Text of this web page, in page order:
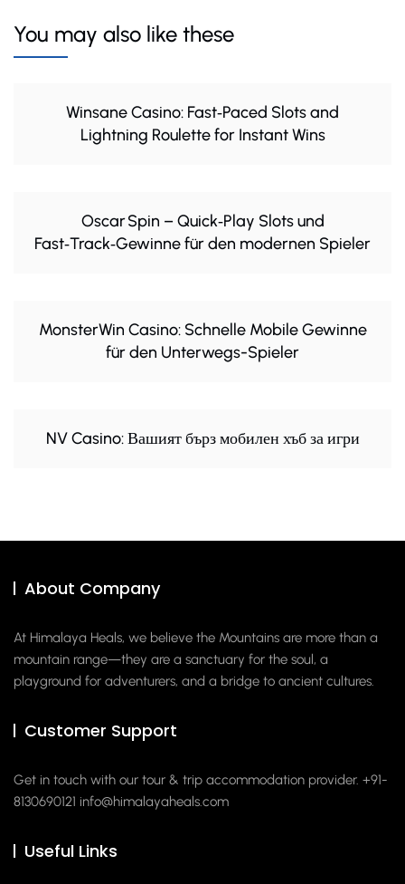
You may also like these
Winsane Casino: Fast‑Paced Slots and
Lightning Roulette for Instant Wins
Oscar Spin – Quick‑Play Slots und
Fast‑Track‑Gewinne für den modernen Spieler
MonsterWin Casino: Schnelle Mobile Gewinne
für den Unterwegs-Spieler
NV Casino: Вашият бърз мобилен хъб за игри
About Company
At Himalaya Heals, we believe the Mountains are more than a
mountain range—they are a sanctuary for the soul, a
playground for adventurers, and a bridge to ancient cultures.
Customer Support
Get in touch with our tour & trip accommodation provider. +91-
8130690121 info@himalayaheals.com
Useful Links